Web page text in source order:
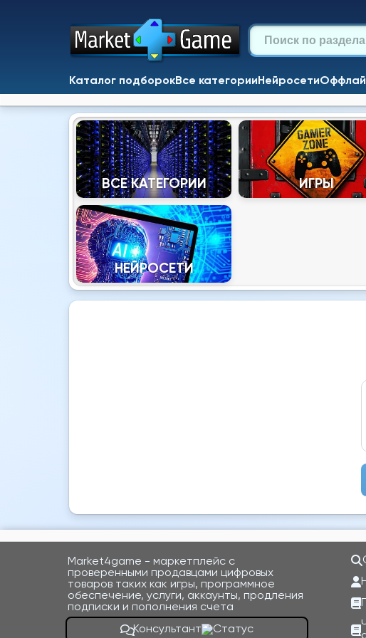
Каталог подборокВсе категории Нейросети
ВСЕ КАТЕГОРИИ ИГРЫ
НЕЙРОСЕТИ
Market4game - маркетплейс с
проверенными продавцами цифровых
товаров таких как игры, программное
обеспечение, услуги, аккаунты, продления
подписки и пополнения счета
Консультант